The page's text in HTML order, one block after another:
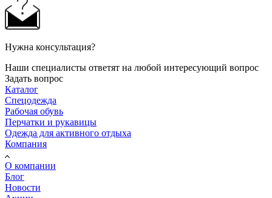
Нужна консультация?
Наши специалисты ответят на любой интересующий вопрос
Задать вопрос
Каталог
Спецодежда
Рабочая обувь
Перчатки и рукавицы
Одежда для активного отдыха
Компания
О компании
Блог
Новости